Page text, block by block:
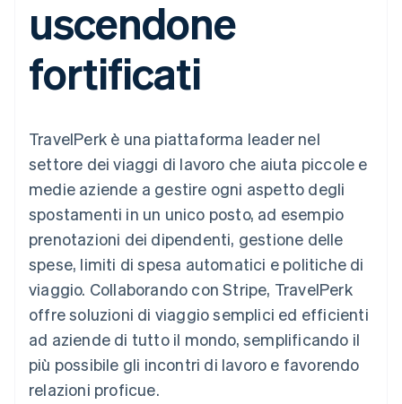
flessibile
Metodi di
pagamento
Terminal
Pagamenti di
Boost
ottimizzata
Link
accelerato
Financial
Conti finanziari
collegati
della contabilità
Stripe Sigma
personalizzati
Data Pipeline
Altro
Product roadmap
Scopri cosa ti aspetta
Gestione del denaro
Piattaforme
SaaS
Aziende di IA
Creator economy
Gaming
Ospitalità, viaggi e
tempo libero
Assicurazione
Media e
intrattenimento
Organizzazioni non
profit
Servizi professionali
Pubblica
amministrazione
Commercio al dettaglio
Gestire gli
abbonamenti
Offrire addebiti in base
all'utilizzo
Emettere carte
garantite da stablecoin
gestisci i servizi con gli
agenti
Risorse
Integrazioni app
Esempi di codice
Blog per sviluppatori
Stato dell'API
Roadmap del prodotto
Conferenza annuale
Sessions
Lavora con noi
Sala stampa
Recapiti
Contattaci
Diventa nostro partner
uscendone
fortificati
TravelPerk è una piattaforma leader nel
settore dei viaggi di lavoro che aiuta piccole e
medie aziende a gestire ogni aspetto degli
spostamenti in un unico posto, ad esempio
prenotazioni dei dipendenti, gestione delle
spese, limiti di spesa automatici e politiche di
viaggio. Collaborando con Stripe, TravelPerk
offre soluzioni di viaggio semplici ed efficienti
ad aziende di tutto il mondo, semplificando il
più possibile gli incontri di lavoro e favorendo
relazioni proficue.